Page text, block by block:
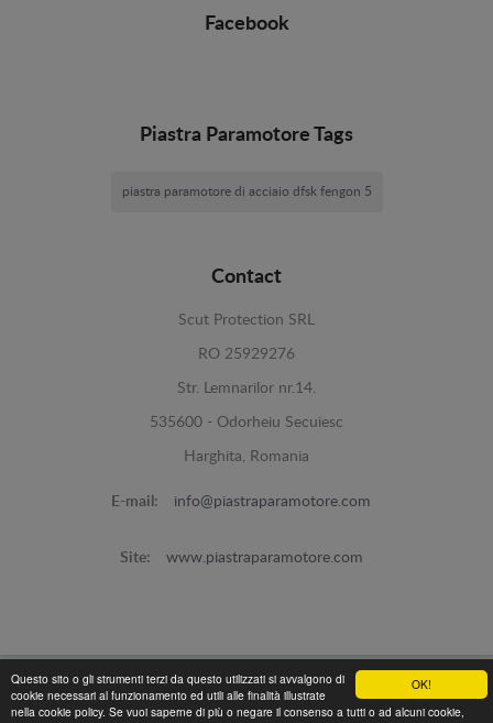
OK!
Questo sito o gli strumenti terzi da questo utilizzati si avvalgono di
cookie necessari al funzionamento ed utili alle finalità illustrate
nella cookie policy. Se vuoi saperne di più o negare il consenso a tutti o ad alcuni cookie,
Facebook
Piastra Paramotore Tags
piastra paramotore di acciaio dfsk fengon 5
Contact
Scut Protection SRL
RO 25929276
Str. Lemnarilor nr.14.
535600 - Odorheiu Secuiesc
Harghita, Romania
E-mail: info@piastraparamotore.com
Site: www.piastraparamotore.com
Piastra Paramotore di acciaio -© 2026